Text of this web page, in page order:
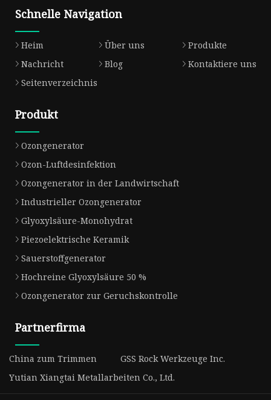
Schnelle Navigation
Heim Über uns
Produkte
Nachricht
Blog
Kontaktiere uns
Seitenverzeichnis
Produkt
Ozongenerator
Ozon-Luftdesinfektion
Ozongenerator in der Landwirtschaft
Industrieller Ozongenerator
Glyoxylsäure-Monohydrat
Piezoelektrische Keramik
Sauerstoffgenerator
Hochreine Glyoxylsäure 50 %
Ozongenerator zur Geruchskontrolle
Partnerfirma
China zum Trimmen
GSS Rock Werkzeuge Inc.
Yutian Xiangtai Metallarbeiten Co., Ltd.